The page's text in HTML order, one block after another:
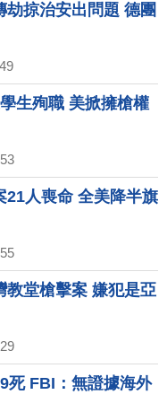
劫掠治安出問題 德團
生殉職 美掀擁槍權
21人喪命 全美降半旗
教堂槍擊案 嫌犯是亞
死 FBI：無證據海外